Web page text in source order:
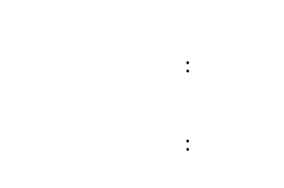
:
: